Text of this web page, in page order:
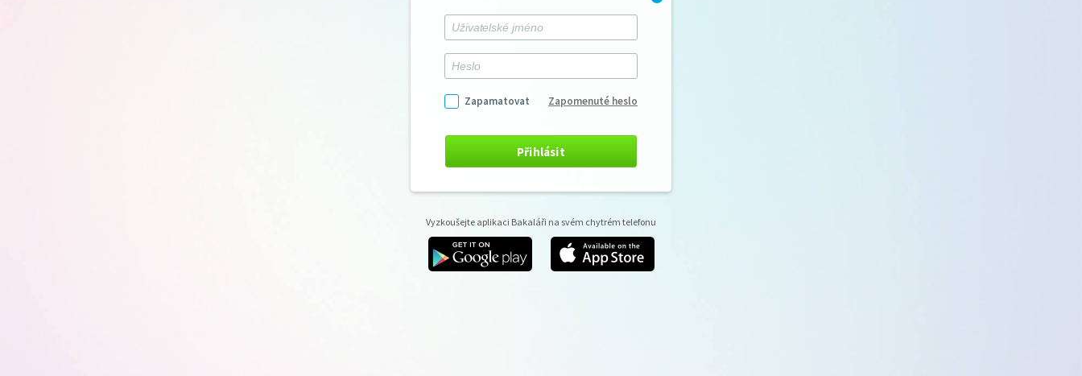
Zapamatovat Zapomenuté heslo
Přihlásit
Vyzkoušejte aplikaci Bakaláři na svém chytrém telefonu